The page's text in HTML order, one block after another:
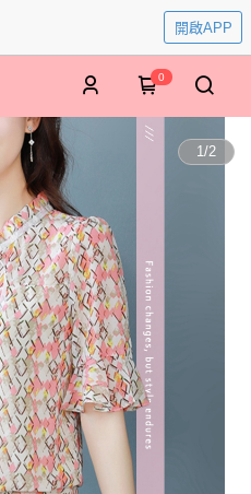
開啟APP
0
1/2